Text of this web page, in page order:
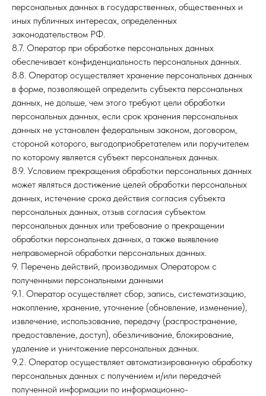
персональных данных в государственных, общественных и
иных публичных интересах, определенных
законодательством РФ.
8.7. Оператор при обработке персональных данных
обеспечивает конфиденциальность персональных данных.
8.8. Оператор осуществляет хранение персональных данных
в форме, позволяющей определить субъекта персональных
данных, не дольше, чем этого требуют цели обработки
персональных данных, если срок хранения персональных
данных не установлен федеральным законом, договором,
стороной которого, выгодоприобретателем или поручителем
по которому является субъект персональных данных.
8.9. Условием прекращения обработки персональных данных
может являться достижение целей обработки персональных
данных, истечение срока действия согласия субъекта
персональных данных, отзыв согласия субъектом
персональных данных или требование о прекращении
обработки персональных данных, а также выявление
неправомерной обработки персональных данных.
9. Перечень действий, производимых Оператором с
полученными персональными данными
9.1. Оператор осуществляет сбор, запись, систематизацию,
накопление, хранение, уточнение (обновление, изменение),
извлечение, использование, передачу (распространение,
предоставление, доступ), обезличивание, блокирование,
удаление и уничтожение персональных данных.
9.2. Оператор осуществляет автоматизированную обработку
персональных данных с получением и/или передачей
полученной информации по информационно-